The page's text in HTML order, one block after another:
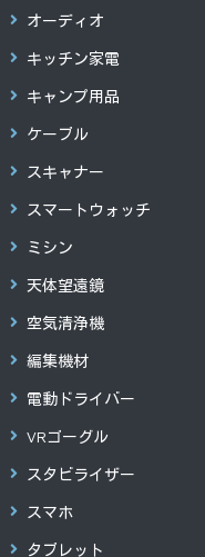
オーディオ
キッチン家電
キャンプ用品
ケーブル
スキャナー
スマートウォッチ
ミシン
天体望遠鏡
空気清浄機
編集機材
電動ドライバー
VRゴーグル
スタビライザー
スマホ
タブレット